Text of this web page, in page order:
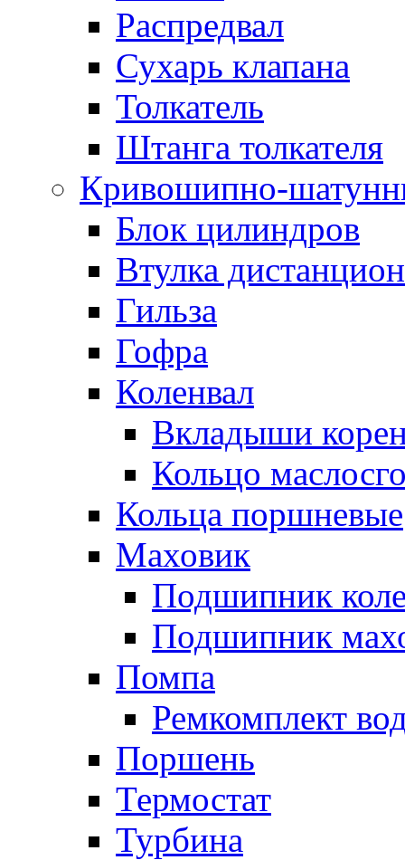
Распредвал
Сухарь клапана
Толкатель
Штанга толкателя
Кривошипно-
Блок цилиндров
Втулка
Гильза
Гофра
Коленвал
Вкладыши
Кольцо
Кольца поршневые
Маховик
Подшипник
Подшипник
Помпа
Ремкомплект
Поршень
Термостат
Турбина